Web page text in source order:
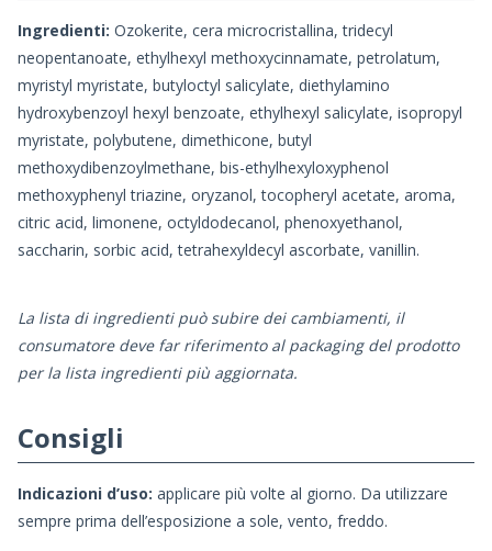
Ingredienti: Ozokerite, cera microcristallina, tridecyl
neopentanoate, ethylhexyl methoxycinnamate, petrolatum,
myristyl myristate, butyloctyl salicylate, diethylamino
hydroxybenzoyl hexyl benzoate, ethylhexyl salicylate, isopropyl
myristate, polybutene, dimethicone, butyl
methoxydibenzoylmethane, bis-ethylhexyloxyphenol
methoxyphenyl triazine, oryzanol, tocopheryl acetate, aroma,
citric acid, limonene, octyldodecanol, phenoxyethanol,
saccharin, sorbic acid, tetrahexyldecyl ascorbate, vanillin.
La lista di ingredienti può subire dei cambiamenti, il
consumatore deve far riferimento al packaging del prodotto
per la lista ingredienti più aggiornata.
Consigli
Indicazioni d’uso: applicare più volte al giorno. Da utilizzare
sempre prima dell’esposizione a sole, vento, freddo.